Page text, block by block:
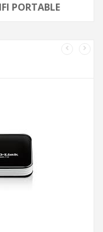
PORTABLE
3G